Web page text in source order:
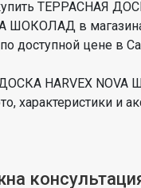
ТЕРРАСНАЯ
ШОКОЛАД в
доступной цене в
HARVEX
характеристики и